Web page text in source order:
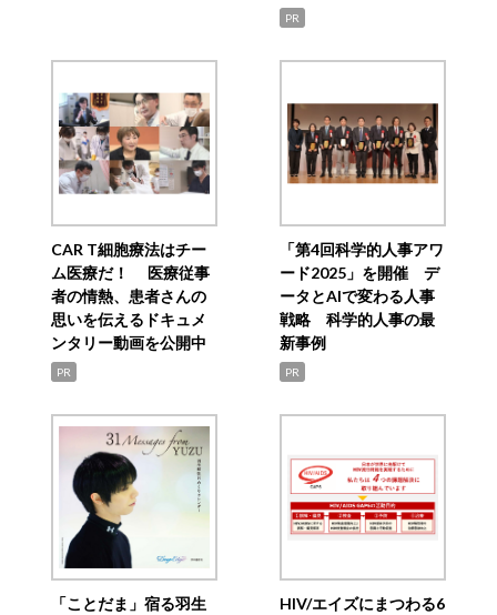
PR
CAR T細胞療法はチー
ム医療だ！ 医療従事
者の情熱、患者さんの
思いを伝えるドキュメ
ンタリー動画を公開中
PR
「第4回科学的人事アワ
ード2025」を開催 デ
ータとAIで変わる人事
戦略 科学的人事の最
新事例
PR
「ことだま」宿る羽生
HIV/エイズにまつわる6